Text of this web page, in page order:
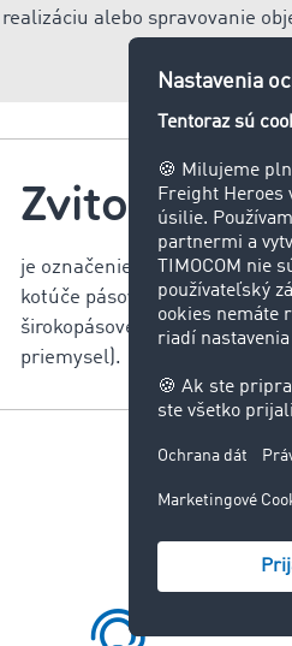
realizáciu alebo spravovanie
Zvitok
je označenie pre kovový pás
kotúče pásovej ocele, ale
širokopásové výrobky z
priemysel).